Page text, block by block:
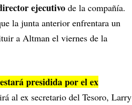
ejecutivo de la compañía.
la junta anterior enfrentara un
a Altman el viernes de la
presidida por el ex
al ex secretario del Tesoro, Larry